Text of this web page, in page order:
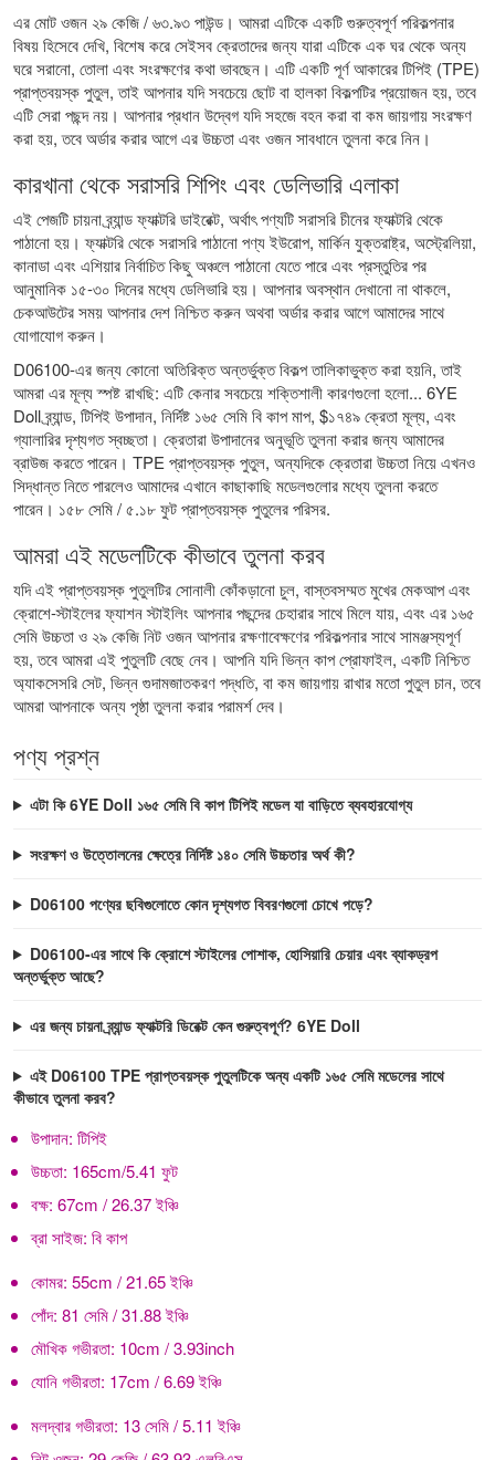
এর মোট ওজন ২৯ কেজি / ৬৩.৯৩ পাউন্ড। আমরা এটিকে একটি গুরুত্বপূর্ণ পরিকল্পনার
বিষয় হিসেবে দেখি, বিশেষ করে সেইসব ক্রেতাদের জন্য যারা এটিকে এক ঘর থেকে অন্য
ঘরে সরানো, তোলা এবং সংরক্ষণের কথা ভাবছেন। এটি একটি পূর্ণ আকারের টিপিই (TPE)
প্রাপ্তবয়স্ক পুতুল, তাই আপনার যদি সবচেয়ে ছোট বা হালকা বিকল্পটির প্রয়োজন হয়, তবে
এটি সেরা পছন্দ নয়। আপনার প্রধান উদ্বেগ যদি সহজে বহন করা বা কম জায়গায় সংরক্ষণ
করা হয়, তবে অর্ডার করার আগে এর উচ্চতা এবং ওজন সাবধানে তুলনা করে নিন।
কারখানা থেকে সরাসরি শিপিং এবং ডেলিভারি এলাকা
এই পেজটি চায়না ব্র্যান্ড ফ্যাক্টরি ডাইরেক্ট, অর্থাৎ পণ্যটি সরাসরি চীনের ফ্যাক্টরি থেকে
পাঠানো হয়। ফ্যাক্টরি থেকে সরাসরি পাঠানো পণ্য ইউরোপ, মার্কিন যুক্তরাষ্ট্র, অস্ট্রেলিয়া,
কানাডা এবং এশিয়ার নির্বাচিত কিছু অঞ্চলে পাঠানো যেতে পারে এবং প্রস্তুতির পর
আনুমানিক ১৫-৩০ দিনের মধ্যে ডেলিভারি হয়। আপনার অবস্থান দেখানো না থাকলে,
চেকআউটের সময় আপনার দেশ নিশ্চিত করুন অথবা অর্ডার করার আগে আমাদের সাথে
যোগাযোগ করুন।
D06100-এর জন্য কোনো অতিরিক্ত অন্তর্ভুক্ত বিকল্প তালিকাভুক্ত করা হয়নি, তাই
আমরা এর মূল্য স্পষ্ট রাখছি: এটি কেনার সবচেয়ে শক্তিশালী কারণগুলো হলো... 6YE
Doll ব্র্যান্ড, টিপিই উপাদান, নির্দিষ্ট ১৬৫ সেমি বি কাপ মাপ, $১৭৪৯ ক্রেতা মূল্য, এবং
গ্যালারির দৃশ্যগত স্বচ্ছতা। ক্রেতারা উপাদানের অনুভূতি তুলনা করার জন্য আমাদের
ব্রাউজ করতে পারেন। TPE প্রাপ্তবয়স্ক পুতুল, অন্যদিকে ক্রেতারা উচ্চতা নিয়ে এখনও
সিদ্ধান্ত নিতে পারলেও আমাদের এখানে কাছাকাছি মডেলগুলোর মধ্যে তুলনা করতে
পারেন। ১৫৮ সেমি / ৫.১৮ ফুট প্রাপ্তবয়স্ক পুতুলের পরিসর.
আমরা এই মডেলটিকে কীভাবে তুলনা করব
যদি এই প্রাপ্তবয়স্ক পুতুলটির সোনালী কোঁকড়ানো চুল, বাস্তবসম্মত মুখের মেকআপ এবং
ক্রোশে-স্টাইলের ফ্যাশন স্টাইলিং আপনার পছন্দের চেহারার সাথে মিলে যায়, এবং এর ১৬৫
সেমি উচ্চতা ও ২৯ কেজি নিট ওজন আপনার রক্ষণাবেক্ষণের পরিকল্পনার সাথে সামঞ্জস্যপূর্ণ
হয়, তবে আমরা এই পুতুলটি বেছে নেব। আপনি যদি ভিন্ন কাপ প্রোফাইল, একটি নিশ্চিত
অ্যাকসেসরি সেট, ভিন্ন গুদামজাতকরণ পদ্ধতি, বা কম জায়গায় রাখার মতো পুতুল চান, তবে
আমরা আপনাকে অন্য পৃষ্ঠা তুলনা করার পরামর্শ দেব।
পণ্য প্রশ্ন
এটা কি 6YE Doll ১৬৫ সেমি বি কাপ টিপিই মডেল যা বাড়িতে ব্যবহারযোগ্য
সংরক্ষণ ও উত্তোলনের ক্ষেত্রে নির্দিষ্ট ১৪০ সেমি উচ্চতার অর্থ কী?
D06100 পণ্যের ছবিগুলোতে কোন দৃশ্যগত বিবরণগুলো চোখে পড়ে?
D06100-এর সাথে কি ক্রোশে স্টাইলের পোশাক, হোসিয়ারি চেয়ার এবং ব্যাকড্রপ
অন্তর্ভুক্ত আছে?
এর জন্য চায়না ব্র্যান্ড ফ্যাক্টরি ডিরেক্ট কেন গুরুত্বপূর্ণ? 6YE Doll
এই D06100 TPE প্রাপ্তবয়স্ক পুতুলটিকে অন্য একটি ১৬৫ সেমি মডেলের সাথে
কীভাবে তুলনা করব?
উপাদান: টিপিই
উচ্চতা: 165cm/5.41 ফুট
বক্ষ: 67cm / 26.37 ইঞ্চি
ব্রা সাইজ: বি কাপ
কোমর: 55cm / 21.65 ইঞ্চি
পোঁদ: 81 সেমি / 31.88 ইঞ্চি
মৌখিক গভীরতা: 10cm / 3.93inch
যোনি গভীরতা: 17cm / 6.69 ইঞ্চি
মলদ্বার গভীরতা: 13 সেমি / 5.11 ইঞ্চি